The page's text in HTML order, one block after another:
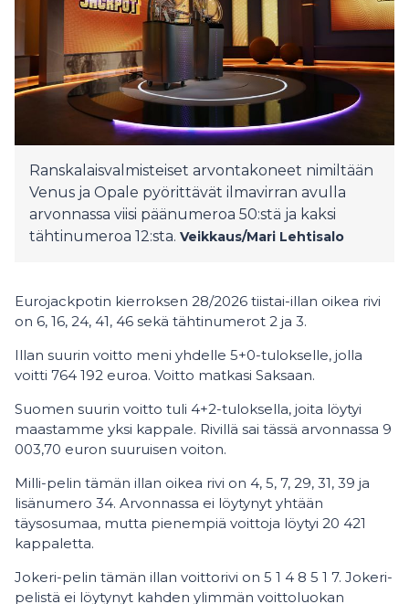
Ranskalaisvalmisteiset arvontakoneet nimiltään
Venus ja Opale pyörittävät ilmavirran avulla
arvonnassa viisi päänumeroa 50:stä ja kaksi
tähtinumeroa 12:sta. Veikkaus/Mari Lehtisalo
Eurojackpotin kierroksen 28/2026 tiistai-illan oikea rivi
on 6, 16, 24, 41, 46 sekä tähtinumerot 2 ja 3.
Illan suurin voitto meni yhdelle 5+0-tulokselle, jolla
voitti 764 192 euroa. Voitto matkasi Saksaan.
Suomen suurin voitto tuli 4+2-tuloksella, joita löytyi
maastamme yksi kappale. Rivillä sai tässä arvonnassa 9
003,70 euron suuruisen voiton.
Milli-pelin tämän illan oikea rivi on 4, 5, 7, 29, 31, 39 ja
lisänumero 34. Arvonnassa ei löytynyt yhtään
täysosumaa, mutta pienempiä voittoja löytyi 20 421
kappaletta.
Jokeri-pelin tämän illan voittorivi on 5 1 4 8 5 1 7. Jokeri-
pelistä ei löytynyt kahden ylimmän voittoluokan